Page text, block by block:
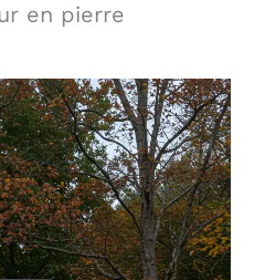
en pierre